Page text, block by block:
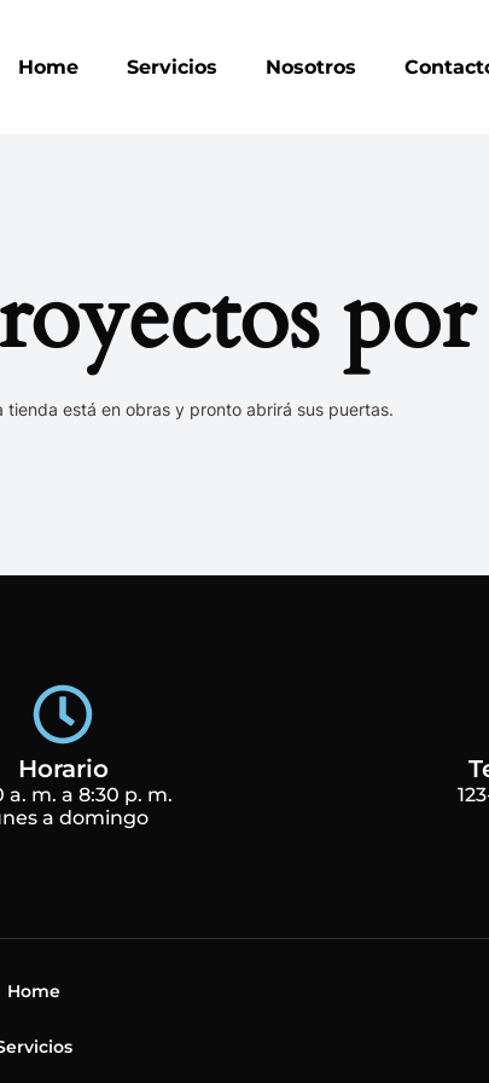
Home Servicios Nosotros
está en obras y pronto abrirá sus puertas.
Horario
a. m. a 8:30 p. m.
a domingo
Home